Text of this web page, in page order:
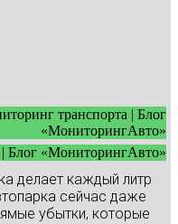
транспорта | Блог
«МониторингАвто»
Блог «МониторингАвто»
в
делает каждый литр
сейчас даже
убытки, которые